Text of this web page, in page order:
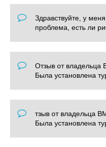
Здравствуйте, у
проблема, есть ли
Отзыв от владельца
Была установлена
тзыв от владельца
Была установлена